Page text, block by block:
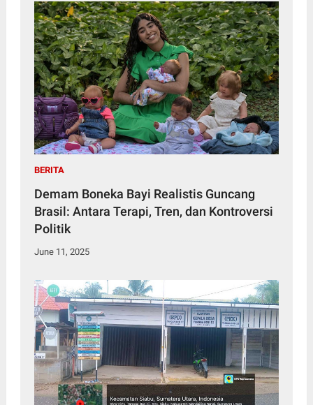
BERITA
Demam Boneka Bayi Realistis Guncang
Brasil: Antara Terapi, Tren, dan Kontroversi
Politik
June 11, 2025